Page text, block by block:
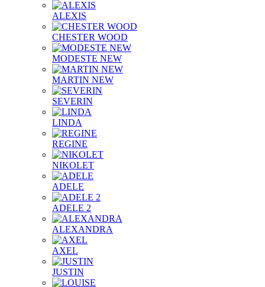
ALEXIS
CHESTER WOOD
MODESTE NEW
MARTIN NEW
SEVERIN
LINDA
REGINE
NIKOLET
ADELE
ADELE 2
ALEXANDRA
AXEL
JUSTIN